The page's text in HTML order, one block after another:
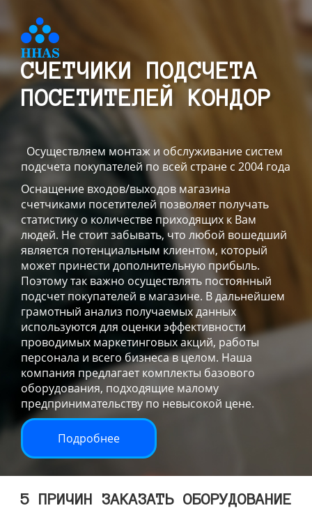
СЧЕТЧИКИ ПОДСЧЕТА
ПОСЕТИТЕЛЕЙ КОНДОР
Осуществляем монтаж и обслуживание систем
подсчета покупателей по всей стране с 2004 года
Оснащение входов/выходов магазина
счетчиками посетителей позволяет получать
статистику о количестве приходящих к Вам
людей. Не стоит забывать, что любой вошедший
является потенциальным клиентом, который
может принести дополнительную прибыль.
Поэтому так важно осуществлять постоянный
подсчет покупателей в магазине. В дальнейшем
грамотный анализ получаемых данных
используются для оценки эффективности
проводимых маркетинговых акций, работы
персонала и всего бизнеса в целом. Наша
компания предлагает комплекты базового
оборудования, подходящие малому
предпринимательству по невысокой цене.
Подробнее
5 ПРИЧИН ЗАКАЗАТЬ ОБОРУДОВАНИЕ